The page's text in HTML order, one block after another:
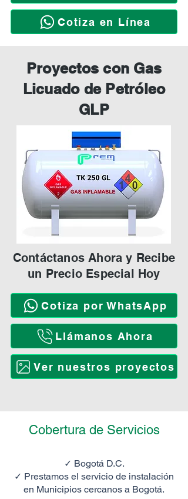
Cotiza en Línea
Proyectos con Gas
Licuado de Petróleo
GLP
Contáctanos Ahora y Recibe
un Precio Especial Hoy
Cotiza por WhatsApp
Llámanos Ahora
Ver nuestros proyectos
Cobertura de Servicios
✓ Bogotá D.C.
✓ Prestamos el servicio de instalación
en Municipios cercanos a Bogotá.